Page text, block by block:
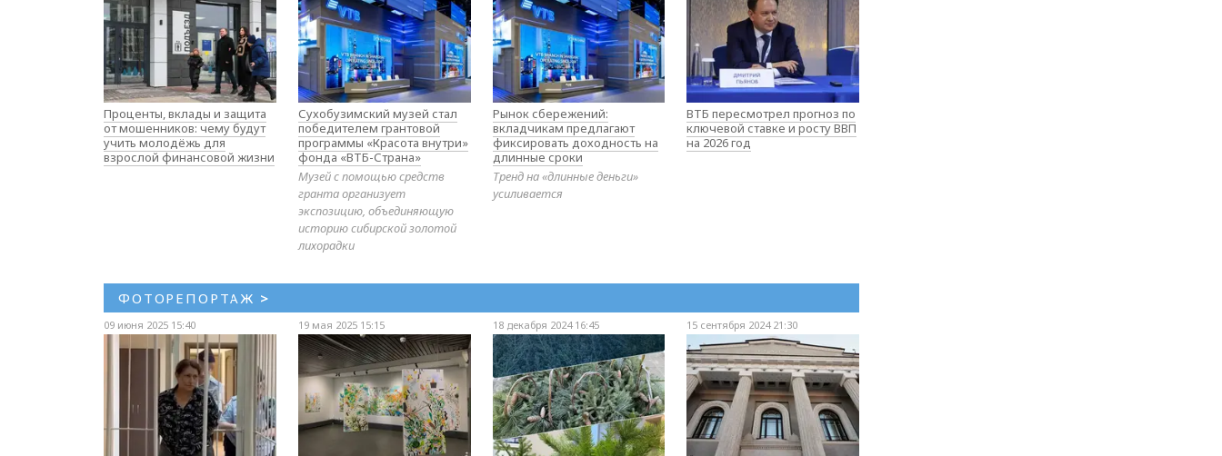
Проценты, вклады и защита
от мошенников: чему будут
учить молодёжь для
взрослой финансовой жизни
Сухобузимский музей стал
победителем грантовой
программы «Красота внутри»
фонда «ВТБ-Страна»
Музей с помощью средств
гранта организует
экспозицию, объединяющую
историю сибирской золотой
лихорадки
Рынок сбережений:
вкладчикам предлагают
фиксировать доходность на
длинные сроки
Тренд на «длинные деньги»
усиливается
ВТБ пересмотрел прогноз по
ключевой ставке и росту ВВП
на 2026 год
ФОТОРЕПОРТАЖ >
09 июня 2025 15:40 19 мая 2025 15:15 18 декабря 2024 16:45 15 сентября 2024 21:30